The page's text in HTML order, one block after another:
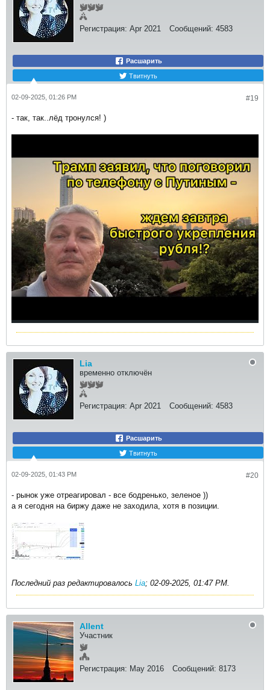
Регистрация: Apr 2021 Сообщений: 4583
Расшарить
Твитнуть
#19
02-09-2025, 01:26 PM
- так, так..лёд тронулся! )
Lia
временно отключён
Регистрация: Apr 2021 Сообщений: 4583
Расшарить
Твитнуть
#20
02-09-2025, 01:43 PM
- рынок уже отреагировал - все бодренько, зеленое ))
а я сегодня на биржу даже не заходила, хотя в позиции.
Последний раз редактировалось Lia; 02-09-2025, 01:47 PM
Allent
Участник
Регистрация: May 2016 Сообщений: 8173